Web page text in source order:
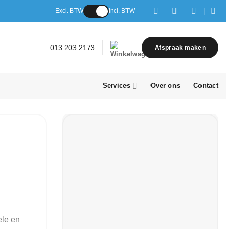
Excl. BTW Incl. BTW
013 203 2173 Afspraak maken
Services Over ons Contact
en